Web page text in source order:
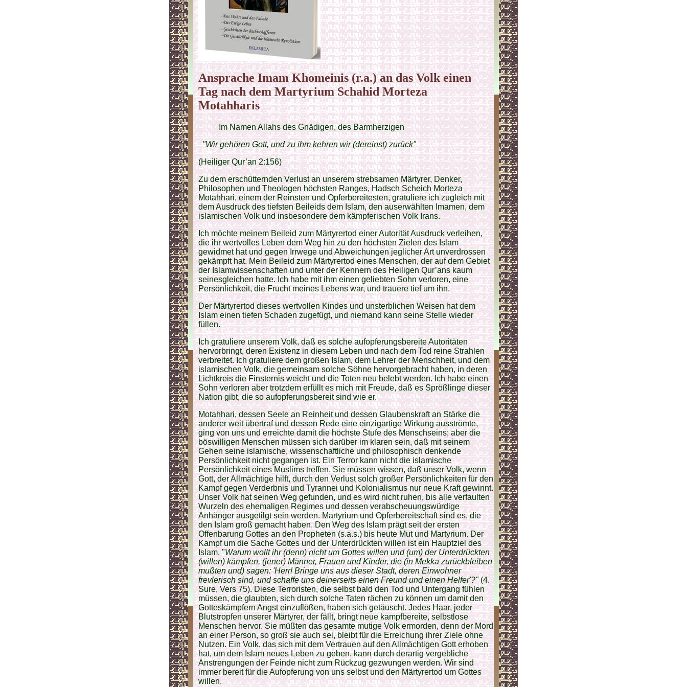
Ansprache Imam Khomeinis (r.a.) an das Volk einen
Tag nach dem Martyrium Schahid Morteza
Motahharis
Im Namen Allahs des Gnädigen, des Barmherzigen
"Wir gehören Gott, und zu ihm kehren wir (dereinst) zurück"
(Heiliger Qur’an 2:156)
Zu dem erschütternden Verlust an unserem strebsamen Märtyrer, Denker,
Philosophen und Theologen höchsten Ranges, Hadsch Scheich Morteza
Motahhari, einem der Reinsten und Opferbereitesten, gratuliere ich zugleich mit
dem Ausdruck des tiefsten Beileids dem Islam, den auserwählten Imamen, dem
islamischen Volk und insbesondere dem kämpferischen Volk Irans.
Ich möchte meinem Beileid zum Märtyrertod einer Autorität Ausdruck verleihen,
die ihr wertvolles Leben dem Weg hin zu den höchsten Zielen des Islam
gewidmet hat und gegen Irrwege und Abweichungen jeglicher Art unverdrossen
gekämpft hat. Mein Beileid zum Märtyrertod eines Menschen, der auf dem Gebiet
der Islamwissenschaften und unter der Kennern des Heiligen Qur’ans kaum
seinesgleichen hatte. Ich habe mit ihm einen geliebten Sohn verloren, eine
Persönlichkeit, die Frucht meines Lebens war, und trauere tief um ihn.
Der Märtyrertod dieses wertvollen Kindes und unsterblichen Weisen hat dem
Islam einen tiefen Schaden zugefügt, und niemand kann seine Stelle wieder
füllen.
Ich gratuliere unserem Volk, daß es solche aufopferungsbereite Autoritäten
hervorbringt, deren Existenz in diesem Leben und nach dem Tod reine Strahlen
verbreitet. Ich gratuliere dem großen Islam, dem Lehrer der Menschheit, und dem
islamischen Volk, die gemeinsam solche Söhne hervorgebracht haben, in deren
Lichtkreis die Finsternis weicht und die Toten neu belebt werden. Ich habe einen
Sohn verloren aber trotzdem erfüllt es mich mit Freude, daß es Sprößlinge dieser
Nation gibt, die so aufopferungsbereit sind wie er.
Motahhari, dessen Seele an Reinheit und dessen Glaubenskraft an Stärke die
anderer weit übertraf und dessen Rede eine einzigartige Wirkung ausströmte,
ging von uns und erreichte damit die höchste Stufe des Menschseins; aber die
böswilligen Menschen müssen sich darüber im klaren sein, daß mit seinem
Gehen seine islamische, wissenschaftliche und philosophisch denkende
Persönlichkeit nicht gegangen ist. Ein Terror kann nicht die islamische
Persönlichkeit eines Muslims treffen. Sie müssen wissen, daß unser Volk, wenn
Gott, der Allmächtige hilft, durch den Verlust solch großer Persönlichkeiten für den
Kampf gegen Verderbnis und Tyrannei und Kolonialismus nur neue Kraft gewinnt.
Unser Volk hat seinen Weg gefunden, und es wird nicht ruhen, bis alle verfaulten
Wurzeln des ehemaligen Regimes und dessen verabscheuungswürdige
Anhänger ausgetilgt sein werden. Martyrium und Opferbereitschaft sind es, die
den Islam groß gemacht haben. Den Weg des Islam prägt seit der ersten
Offenbarung Gottes an den Propheten (s.a.s.) bis heute Mut und Martyrium. Der
Kampf um die Sache Gottes und der Unterdrückten willen ist ein Hauptziel des
Islam. "Warum wollt ihr (denn) nicht um Gottes willen und (um) der Unterdrückten
(willen) kämpfen, (jener) Männer, Frauen und Kinder, die (in Mekka zurückbleiben
mußten und) sagen: 'Herr! Bringe uns aus dieser Stadt, deren Einwohner
frevlerisch sind, und schaffe uns deinerseits einen Freund und einen Helfer'?"(4.
Sure, Vers 75). Diese Terroristen, die selbst bald den Tod und Untergang fühlen
müssen, die glaubten, sich durch solche Taten rächen zu können um damit den
Gotteskämpfern Angst einzuflößen, haben sich getäuscht. Jedes Haar, jeder
Blutstropfen unserer Märtyrer, der fällt, bringt neue kampfbereite, selbstlose
Menschen hervor. Sie müßten das gesamte mutige Volk ermorden, denn der Mord
an einer Person, so groß sie auch sei, bleibt für die Erreichung ihrer Ziele ohne
Nutzen. Ein Volk, das sich mit dem Vertrauen auf den Allmächtigen Gott erhoben
hat, um dem Islam neues Leben zu geben, kann durch derartig vergebliche
Anstrengungen der Feinde nicht zum Rückzug gezwungen werden. Wir sind
immer bereit für die Aufopferung von uns selbst und den Märtyrertod um Gottes
willen.